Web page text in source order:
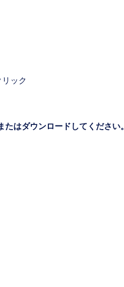
ック
はダウンロードしてください。